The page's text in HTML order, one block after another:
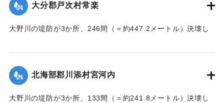
｜固有コード: 002680202
大分郡戸次村常楽
大野川の堤防が3か所、246間（＝約447.2メートル）決壊し
｜固有コード: 002680204
北海部郡川添村宮河内
大野川の堤防が3か所、133間（＝約241.8メートル）決壊し